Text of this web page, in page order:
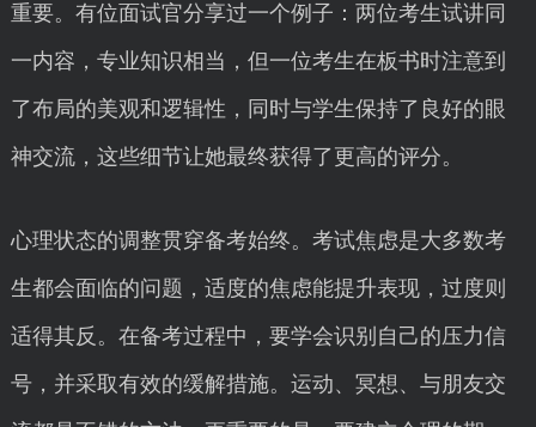
重要。有位面试官分享过一个例子：两位考生试讲同
一内容，专业知识相当，但一位考生在板书时注意到
了布局的美观和逻辑性，同时与学生保持了良好的眼
神交流，这些细节让她最终获得了更高的评分。
心理状态的调整贯穿备考始终。考试焦虑是大多数考
生都会面临的问题，适度的焦虑能提升表现，过度则
适得其反。在备考过程中，要学会识别自己的压力信
号，并采取有效的缓解措施。运动、冥想、与朋友交